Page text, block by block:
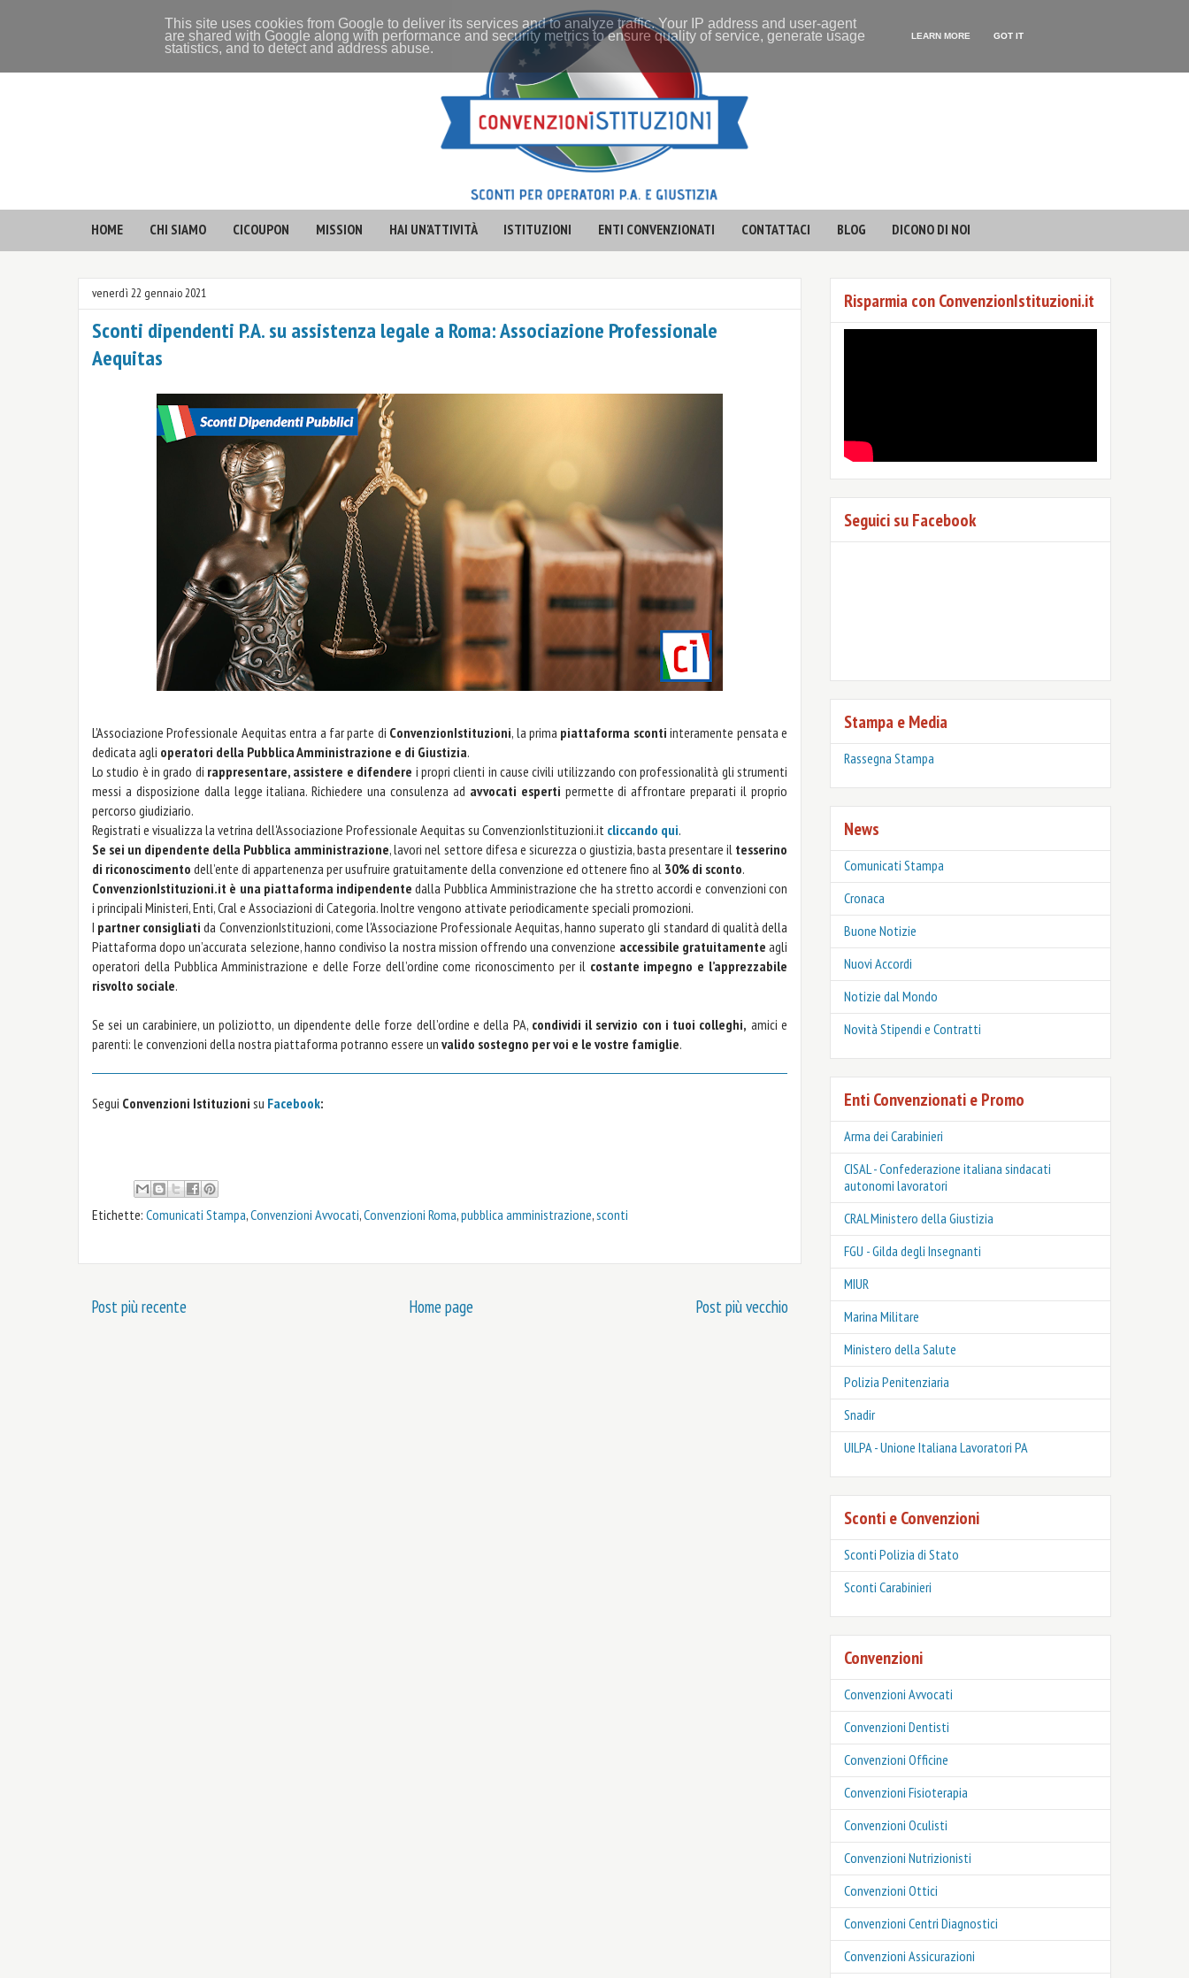
HOME CHI SIAMO CICOUPON MISSION HAI UN'ATTIVITÀ ISTITUZIONI ENTI CONVENZIONATI CONTATTACI BLOG DICONO DI NOI
venerdì 22 gennaio 2021
Sconti dipendenti P.A. su assistenza legale a Roma: Associazione Professionale
Aequitas
L'Associazione Professionale Aequitas entra a far parte di ConvenzionIstituzioni, la prima piattaforma scontiinteramente pensata e
dedicata agli operatori della Pubblica Amministrazione e di Giustizia.
Lo studio è in grado di rappresentare, assistere e difendere i propri clienti in cause civili utilizzando con professionalità gli strumenti
messi a disposizione dalla legge italiana. Richiedere una consulenza ad avvocati esperti permette di affrontare preparati il proprio
percorso giudiziario.
Registrati e visualizza la vetrina dell'Associazione Professionale Aequitas su ConvenzionIstituzioni.it cliccando qui.
Se sei un dipendente della Pubblica amministrazione, lavori nel settore difesa e sicurezza o giustizia, basta presentare il tesserino
di riconoscimento dell’ente di appartenenza per usufruire gratuitamente della convenzione ed ottenere fino al 30% di sconto.
ConvenzionIstituzioni.it è una piattaforma indipendente dalla Pubblica Amministrazione che ha stretto accordi e convenzioni con
i principali Ministeri, Enti, Cral e Associazioni di Categoria. Inoltre vengono attivate periodicamente speciali promozioni.
I partner consigliati da ConvenzionIstituzioni, come l'Associazione Professionale Aequitas, hanno superato gli standard di qualità della
Piattaforma dopo un’accurata selezione, hanno condiviso la nostra mission offrendo una convenzione accessibile gratuitamente agli
operatori della Pubblica Amministrazione e delle Forze dell’ordine come riconoscimento per il costante impegno e l’apprezzabile
risvolto sociale.
Se sei un carabiniere, un poliziotto, un dipendente delle forze dell’ordine e della PA, condividi il servizio con i tuoi colleghi, amici e
parenti: le convenzioni della nostra piattaforma potranno essere un valido sostegno per voi e le vostre famiglie.
Segui Convenzioni Istituzioni su Facebook:
Etichette: Comunicati Stampa,Convenzioni Avvocati,Convenzioni Roma,pubblica amministrazione,sconti
Post più recente Post più vecchio
Home page
Risparmia con ConvenzionIstituzioni.it
Seguici su Facebook
Stampa e Media
Rassegna Stampa
News
Comunicati Stampa
Cronaca
Buone Notizie
Nuovi Accordi
Notizie dal Mondo
Novità Stipendi e Contratti
Enti Convenzionati e Promo
Arma dei Carabinieri
CISAL - Confederazione italiana sindacati
autonomi lavoratori
CRAL Ministero della Giustizia
FGU - Gilda degli Insegnanti
MIUR
Marina Militare
Ministero della Salute
Polizia Penitenziaria
Snadir
UILPA - Unione Italiana Lavoratori PA
Sconti e Convenzioni
Sconti Polizia di Stato
‎Sconti Carabinieri
Convenzioni
Convenzioni Avvocati
Convenzioni Dentisti
Convenzioni Officine
Convenzioni Fisioterapia
Convenzioni Oculisti
Convenzioni Nutrizionisti
Convenzioni Ottici
Convenzioni Centri Diagnostici
Convenzioni Assicurazioni
This site uses cookies from Google to deliver its services and to analyze traffic. Your IP address and user-agent
are shared with Google along with performance and security metrics to ensure quality of service, generate usage
statistics, and to detect and address abuse.
LEARN MORE GOT IT